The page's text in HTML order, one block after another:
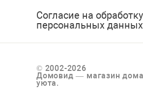
Согласие на обработку
персональных данных
© 2002-2026
Домовид — магазин
уюта.